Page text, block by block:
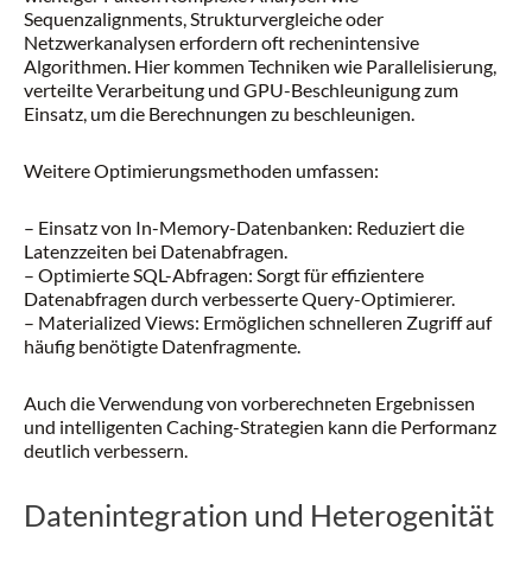
Sequenzalignments, Strukturvergleiche oder
Netzwerkanalysen erfordern oft rechenintensive
Algorithmen. Hier kommen Techniken wie Parallelisierung,
verteilte Verarbeitung und GPU-Beschleunigung zum
Einsatz, um die Berechnungen zu beschleunigen.
Weitere Optimierungsmethoden umfassen:
– Einsatz von In-Memory-Datenbanken: Reduziert die
Latenzzeiten bei Datenabfragen.
– Optimierte SQL-Abfragen: Sorgt für effizientere
Datenabfragen durch verbesserte Query-Optimierer.
– Materialized Views: Ermöglichen schnelleren Zugriff auf
häufig benötigte Datenfragmente.
Auch die Verwendung von vorberechneten Ergebnissen
und intelligenten Caching-Strategien kann die Performanz
deutlich verbessern.
Datenintegration und Heterogenität